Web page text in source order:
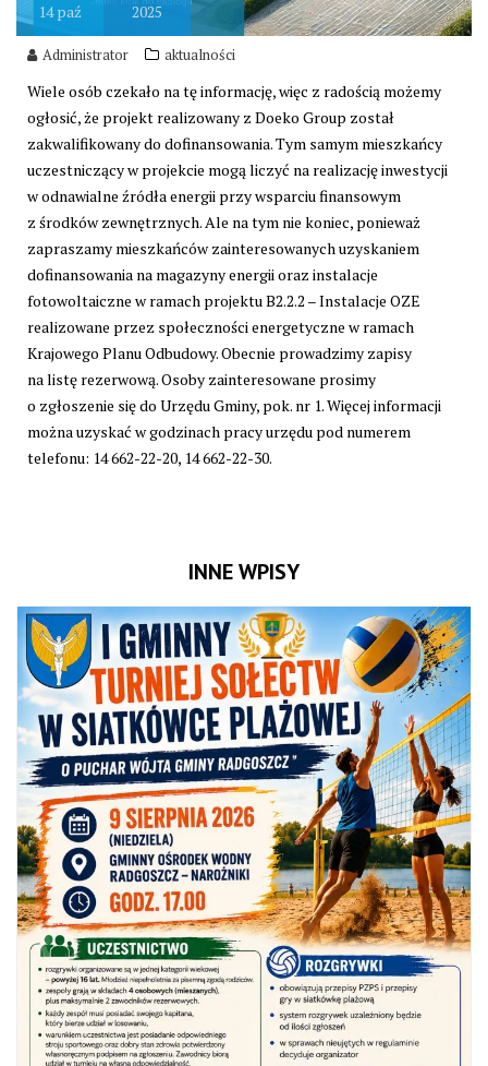
14paź 2025
Administrator aktualności
Wiele osób czekało na tę informację, więc z radością możemy
ogłosić, że projekt realizowany z Doeko Group został
zakwalifikowany do dofinansowania. Tym samym mieszkańcy
uczestniczący w projekcie mogą liczyć na realizację inwestycji
w odnawialne źródła energii przy wsparciu finansowym
z środków zewnętrznych. Ale na tym nie koniec, ponieważ
zapraszamy mieszkańców zainteresowanych uzyskaniem
dofinansowania na magazyny energii oraz instalacje
fotowoltaiczne w ramach projektu B2.2.2 – Instalacje OZE
realizowane przez społeczności energetyczne w ramach
Krajowego Planu Odbudowy. Obecnie prowadzimy zapisy
na listę rezerwową. Osoby zainteresowane prosimy
o zgłoszenie się do Urzędu Gminy, pok. nr 1. Więcej informacji
można uzyskać w godzinach pracy urzędu pod numerem
telefonu: 14 662-22-20, 14 662-22-30.
INNE WPISY